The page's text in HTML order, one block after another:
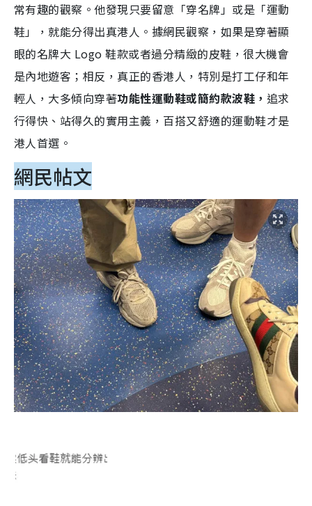
常有趣的觀察。他發現只要留意「穿名牌」或是「運動
鞋」，就能分得出真港人。據網民觀察，如果是穿著顯
眼的名牌大 Logo 鞋款或者過分精緻的皮鞋，很大機會
是內地遊客；相反，真正的香港人，特別是打工仔和年
輕人，大多傾向穿著功能性運動鞋或簡約款波鞋， 追求
行得快、站得久的實用主義，百搭又舒適的運動鞋才是
港人首選。
網民帖文